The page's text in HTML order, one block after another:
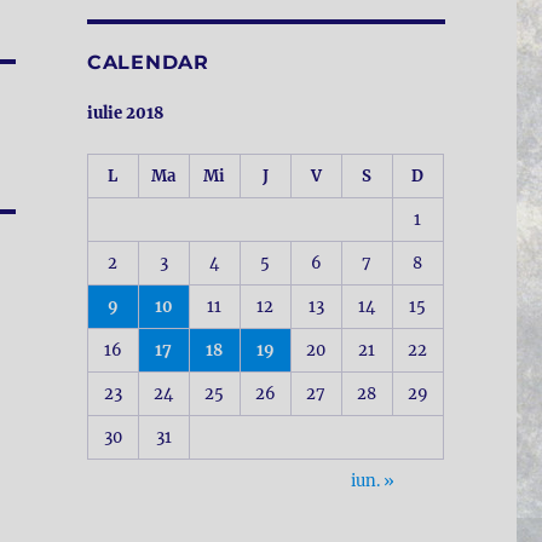
CALENDAR
iulie 2018
L Ma Mi J V S D
1
2 3 4 5 6 7 8
9 10 11 12 13 14 15
16 17 18 19 20 21 22
23 24 25 26 27 28 29
30 31
iun. »